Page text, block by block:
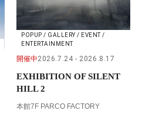
POPUP / GALLERY / EVENT /
ENTERTAINMENT
開催中2026.7.24 2026.8.17
EXHIBITION OF SILENT
HILL 2
本館7F PARCO FACTORY